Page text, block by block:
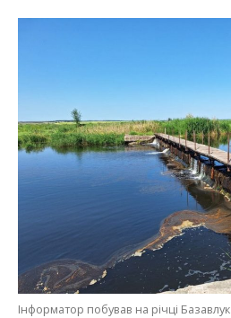
Інформатор побував на річці Базавлук